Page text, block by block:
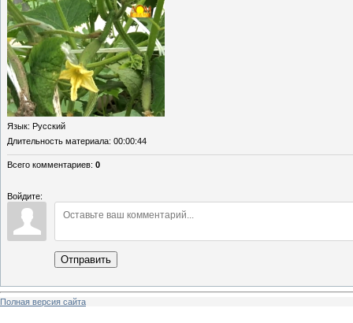
Язык: Русский
Длительность материала: 00:00:44
Всего комментариев: 0
Войдите:
Отправить
Полная версия сайта